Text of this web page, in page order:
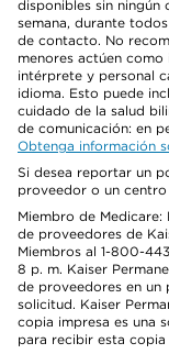
disponibles sin ningún
semana, durante
de contacto. No
menores actúen
intérprete y personal
idioma. Esto puede
cuidado de la salud
de comunicación: en
Obtenga información
Si desea reportar un
proveedor o un
Miembro de
de proveedores de
Miembros al 1-800-
8 p. m. Kaiser
de proveedores en un
solicitud. Kaiser
copia impresa es una
para recibir esta copia